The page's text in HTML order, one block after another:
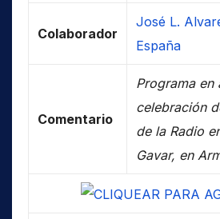
Colaborador
José L.
España
Comentario
Programa en
celebración
de la Radio
Gavar, en